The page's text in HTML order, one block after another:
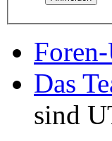
Das
sind